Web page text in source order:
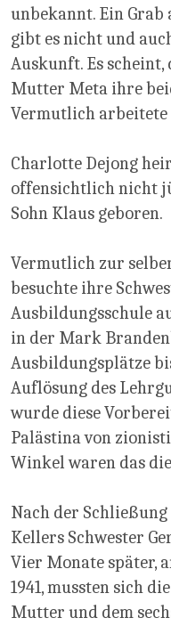
unbekannt. Ein
gibt es nicht und
Auskunft. Es scheint,
Mutter Meta ihre
Vermutlich arbeitete
Charlotte Dejong
offensichtlich nicht
Sohn Klaus geboren.
Vermutlich zur
besuchte ihre
Ausbildungsschule
in der Mark
Ausbildungsplätze
Auflösung des
wurde diese
Palästina von
Winkel waren das
Nach der
Kellers Schwester
Vier Monate später,
1941, mussten sich
Mutter und dem